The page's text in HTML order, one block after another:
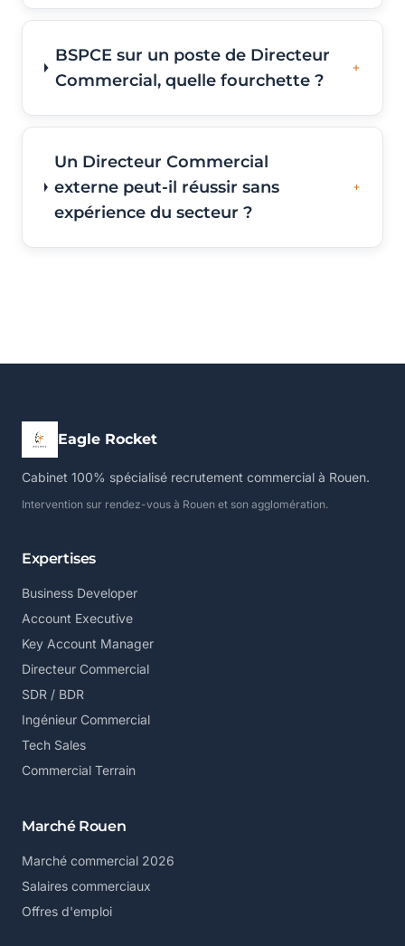
BSPCE sur un poste de Directeur
Commercial, quelle fourchette ?
Un Directeur Commercial
externe peut-il réussir sans
expérience du secteur ?
Eagle Rocket
Cabinet 100% spécialisé recrutement commercial à Rouen.
Intervention sur rendez-vous à Rouen et son agglomération.
Expertises
Business Developer
Account Executive
Key Account Manager
Directeur Commercial
SDR / BDR
Ingénieur Commercial
Tech Sales
Commercial Terrain
Marché Rouen
Marché commercial 2026
Salaires commerciaux
Offres d'emploi